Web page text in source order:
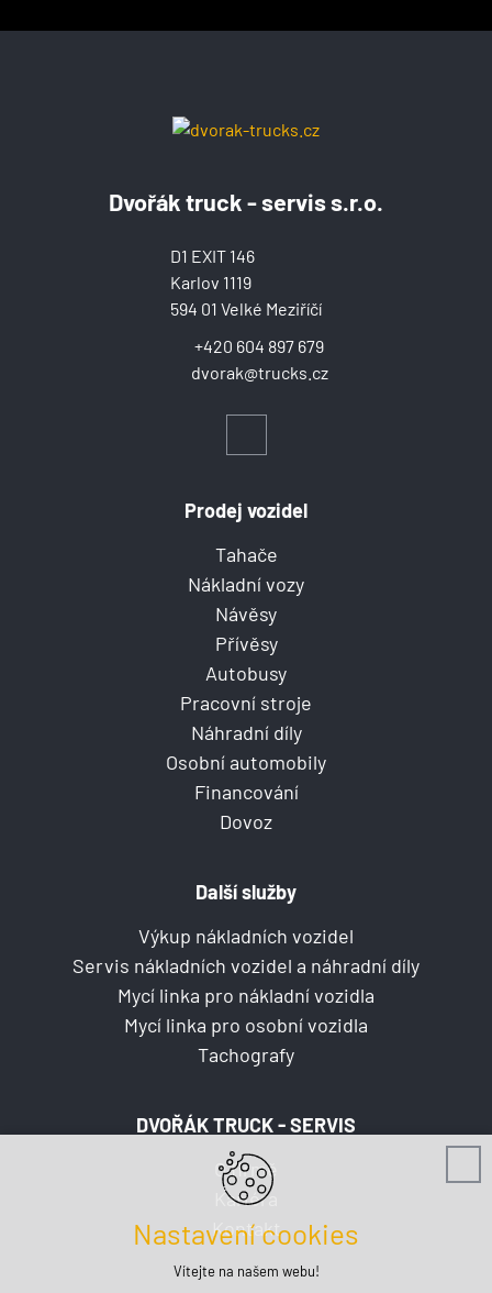
Dvořák truck - servis s.r.o.
dvorak@trucks.cz
+420 604 897 679
D1 EXIT 146
Karlov 1119
594 01 Velké Meziříčí
Prodej vozidel
Tahače
Nákladní vozy
Návěsy
Přívěsy
Autobusy
Pracovní stroje
Náhradní díly
Osobní automobily
Financování
Dovoz
Další služby
Výkup nákladních vozidel
Servis nákladních vozidel a náhradní díly
Mycí linka pro nákladní vozidla
Mycí linka pro osobní vozidla
Tachografy
DVOŘÁK TRUCK - SERVIS
O firmě
Kariéra
Kontakt
Nastavení cookies
Vítejte na našem webu!